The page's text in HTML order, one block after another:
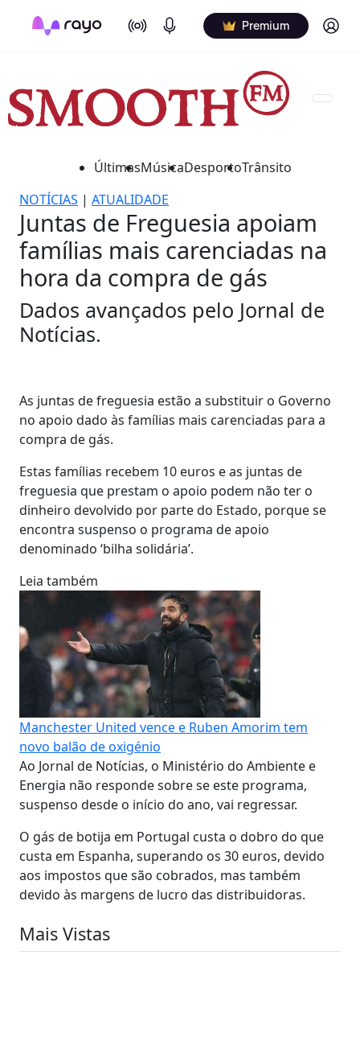
On Air Podcasts Premium Log in
ÚltimasMúsicaDesportoTrânsito
NOTÍCIAS | ATUALIDADE
Juntas de Freguesia apoiam
famílias mais carenciadas na
hora da compra de gás
Dados avançados pelo Jornal de
Notícias.
As juntas de freguesia estão a substituir o Governo
no apoio dado às famílias mais carenciadas para a
compra de gás.
Estas famílias recebem 10 euros e as juntas de
freguesia que prestam o apoio podem não ter o
dinheiro devolvido por parte do Estado, porque se
encontra suspenso o programa de apoio
denominado ‘bilha solidária’.
Leia também
Manchester United vence e Ruben Amorim tem
novo balão de oxigénio
Ao Jornal de Notícias, o Ministério do Ambiente e
Energia não responde sobre se este programa,
suspenso desde o início do ano, vai regressar.
O gás de botija em Portugal custa o dobro do que
custa em Espanha, superando os 30 euros, devido
aos impostos que são cobrados, mas também
devido às margens de lucro das distribuidoras.
Mais Vistas